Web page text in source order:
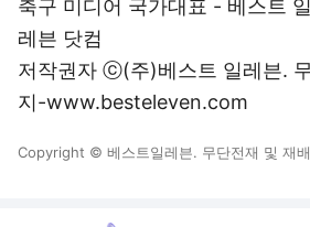
축구 미디어 국가대표 - 베스트
레븐 닷컴
저작권자 ⓒ(주)베스트 일레븐.
지-www.besteleven.com
Copyright © 베스트일레븐. 무단전재 및 재